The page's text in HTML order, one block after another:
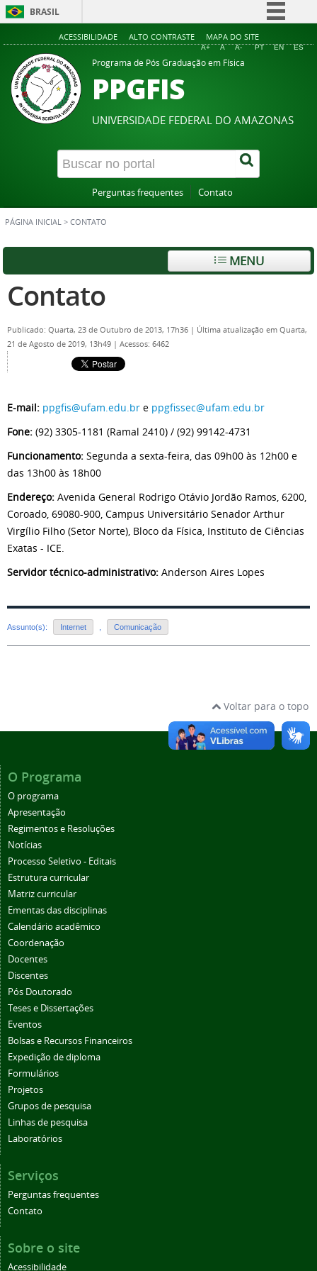
BRASIL
Simplifique!
Comunica BR
Acesso à informação
Legislação
Canais
ACESSIBILIDADE ALTO CONTRASTE MAPA DO SITE
A+ A A- PT EN ES
Programa de Pós Graduação em Física
PPGFIS
UNIVERSIDADE FEDERAL DO AMAZONAS
Perguntas frequentes Contato
PÁGINA INICIAL > CONTATO
MENU
Contato
Publicado: Quarta, 23 de Outubro de 2013, 17h36 | Última atualização em Quarta,
21 de Agosto de 2019, 13h49 | Acessos: 6462
E-mail: ppgfis@ufam.edu.br e ppgfissec@ufam.edu.br
Fone: (92) 3305-1181 (Ramal 2410) / (92) 99142-4731
Funcionamento: Segunda a sexta-feira, das 09h00 às 12h00 e
das 13h00 às 18h00
Endereço: Avenida General Rodrigo Otávio Jordão Ramos, 6200,
Coroado, 69080-900, Campus Universitário Senador Arthur
Virgílio Filho (Setor Norte), Bloco da Física, Instituto de Ciências
Exatas - ICE.
Servidor técnico-administrativo: Anderson Aires Lopes
Assunto(s): Internet Comunicação
Voltar para o topo
O Programa
O programa
Apresentação
Regimentos e Resoluções
Notícias
Processo Seletivo - Editais
Estrutura curricular
Matriz curricular
Ementas das disciplinas
Calendário acadêmico
Coordenação
Docentes
Discentes
Pós Doutorado
Teses e Dissertações
Eventos
Bolsas e Recursos Financeiros
Expedição de diploma
Formulários
Projetos
Grupos de pesquisa
Linhas de pesquisa
Laboratórios
Serviços
Perguntas frequentes
Contato
Sobre o site
Acessibilidade